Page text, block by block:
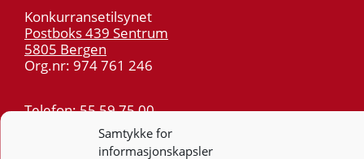
Samtykke for
informasjonskapsler
Konkurransetilsynet
Postboks 439 Sentrum
5805 Bergen
Org.nr: 974 761 246
Telefon:55 59 75 00
post@kt.no